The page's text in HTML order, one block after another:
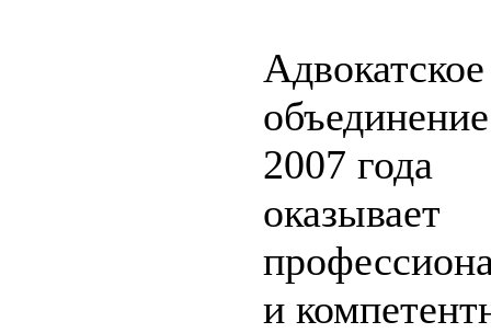
Адвокатское
2007 года
оказывает
и